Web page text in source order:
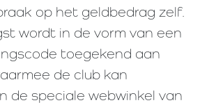
op het geldbedrag zelf.
wordt in de vorm van een
toegekend aan
de club kan
de speciale webwinkel van